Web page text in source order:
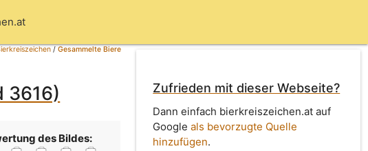
/Gesammelte Biere
3616)
des Bildes:
Zufrieden mit dieser Webseite?
Dann einfach bierkreiszeichen.at auf
Googleals bevorzugte Quelle
hinzufügen.